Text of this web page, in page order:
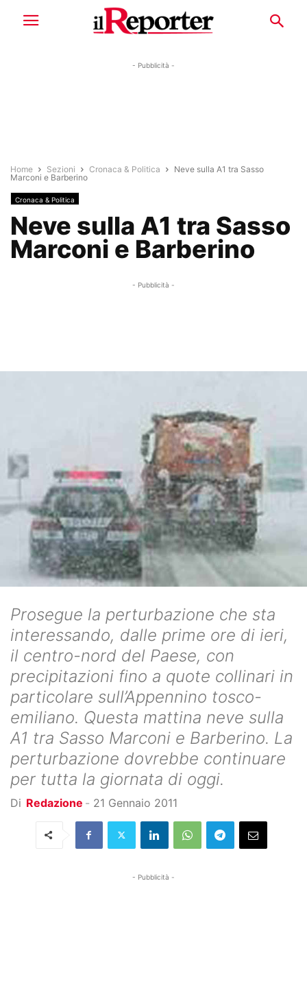
- Pubblicità -
Home Sezioni Cronaca & Politica
Neve sulla A1 tra Sasso
Marconi e Barberino
Cronaca & Politica
Neve sulla A1 tra Sasso
Marconi e Barberino
- Pubblicità -
Prosegue la perturbazione che sta
interessando, dalle prime ore di ieri,
il centro-nord del Paese, con
precipitazioni fino a quote collinari in
particolare sull’Appennino tosco-
emiliano. Questa mattina neve sulla
A1 tra Sasso Marconi e Barberino. La
perturbazione dovrebbe continuare
per tutta la giornata di oggi.
Di Redazione - 21 Gennaio 2011
- Pubblicità -